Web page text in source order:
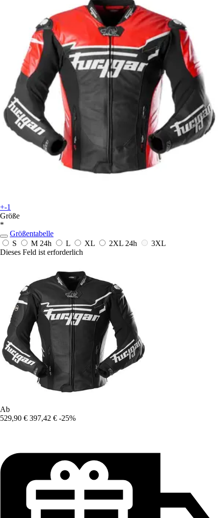
+-1
Größe
*
Größentabelle
S
M 24h L XL 2XL 24h
3XL
Dieses Feld ist erforderlich
Ab
529,90 € 397,42 € -25%